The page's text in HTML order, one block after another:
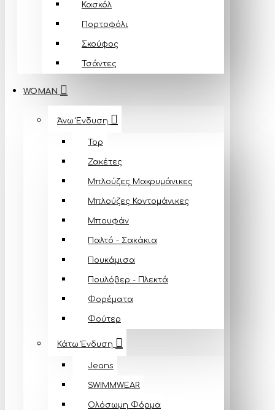
Κασκόλ
Πορτοφόλι
Σκούφος
Τσάντες
WOMAN
Άνω Ένδυση
Top
Ζακέτες
Μπλούζες Mακρυμάνικες
Μπλούζες Κοντομάνικες
Μπουφάν
Παλτό - Σακάκια
Πουκάμισα
Πουλόβερ - Πλεκτά
Φορέματα
Φούτερ
Κάτω Ένδυση
Jeans
SWIMMWEAR
Ολόσωμη Φόρμα